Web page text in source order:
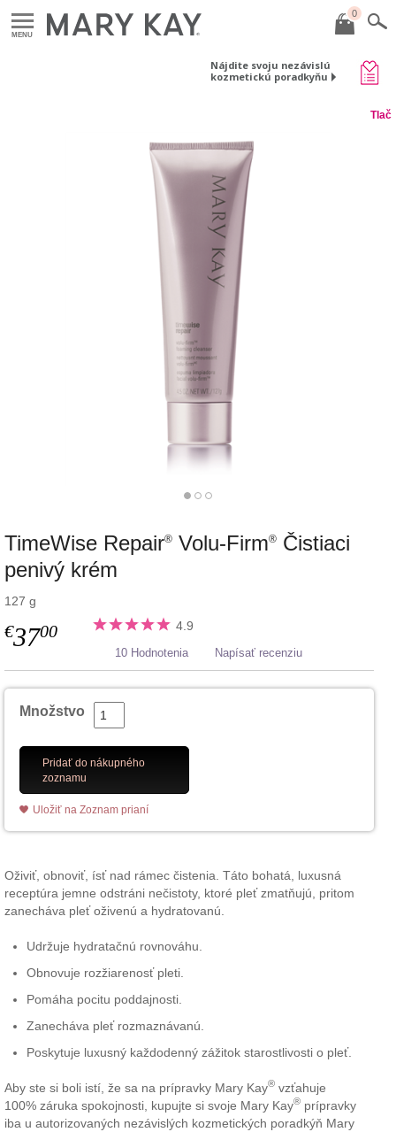
MENU
0
Nájdite svoju nezávislú
kozmetickú poradkyňu
Tlač
TimeWise Repair® Volu-Firm® Čistiaci
penivý krém
127 g
€3700 4.9
10 Hodnotenia Napísať recenziu
Množstvo
Pridať do nákupného
zoznamu
Uložiť na Zoznam prianí
Oživiť, obnoviť, ísť nad rámec čistenia. Táto bohatá, luxusná
receptúra jemne odstráni nečistoty, ktoré pleť zmatňujú, pritom
zanecháva pleť oživenú a hydratovanú.
Udržuje hydratačnú rovnováhu.
Obnovuje rozžiarenosť pleti.
Pomáha pocitu poddajnosti.
Zanecháva pleť rozmaznávanú.
Poskytuje luxusný každodenný zážitok starostlivosti o pleť.
Aby ste si boli istí, že sa na prípravky Mary Kay® vzťahuje
100% záruka spokojnosti, kupujte si svoje Mary Kay® prípravky
iba u autorizovaných nezávislých kozmetických poradkýň Mary